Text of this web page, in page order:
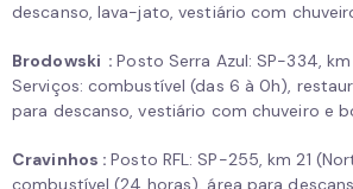
descanso, lava-jato, vestiário com
Brodowski :Posto Serra Azul: SP-334,
Serviços: combustível (das 6 à 0h),
para descanso, vestiário com chuveiro e
Cravinhos :Posto RFL: SP-255, km 21
combustível (24 horas), área para